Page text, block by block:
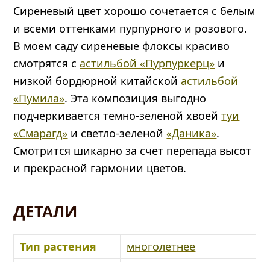
Сиреневый цвет хорошо сочетается с белым
и всеми оттенками пурпурного и розового.
В моем саду сиреневые флоксы красиво
смотрятся састильбой «Пурпуркерц» и
низкой бордюрной китайскойастильбой
«Пумила». Эта композиция выгодно
подчеркивается темно-зеленой хвоейтуи
«Смарагд» и светло-зеленой«Даника».
Смотрится шикарно за счет перепада высот
и прекрасной гармонии цветов.
ДЕТАЛИ
Тип растения
многолетнее